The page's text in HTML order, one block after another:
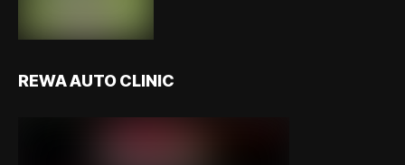
REWA AUTO CLINIC